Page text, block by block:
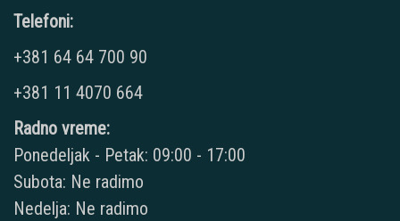
Telefoni:
+381 64 64 700 90
+381 11 4070 664
Radno vreme:
Ponedeljak - Petak: 09:00 - 17:00
Subota: Ne radimo
Nedelja: Ne radimo